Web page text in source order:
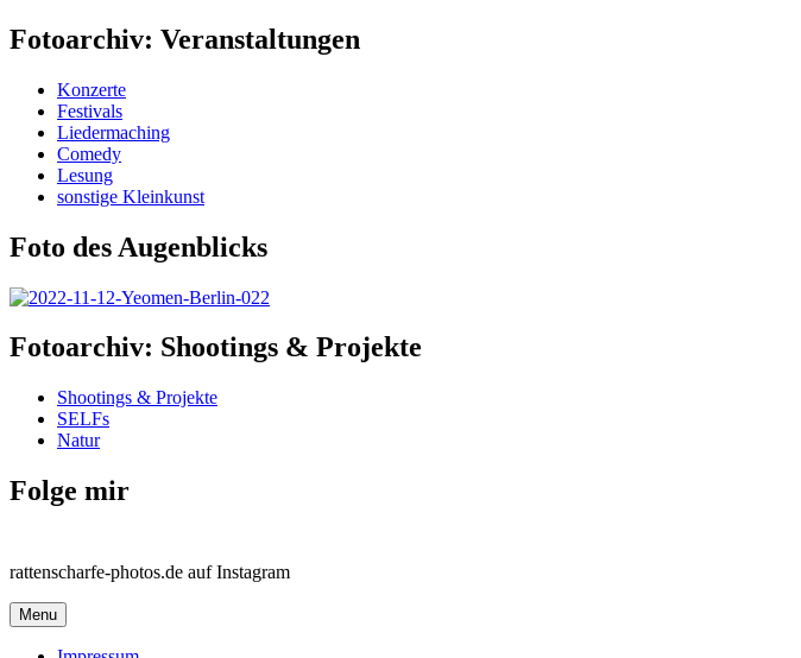
Fotoarchiv: Veranstaltungen
Konzerte
Festivals
Liedermaching
Comedy
Lesung
sonstige Kleinkunst
Foto des Augenblicks
Fotoarchiv: Shootings & Projekte
Shootings & Projekte
SELFs
Natur
Folge mir
rattenscharfe-photos.de auf Instagram
Menu